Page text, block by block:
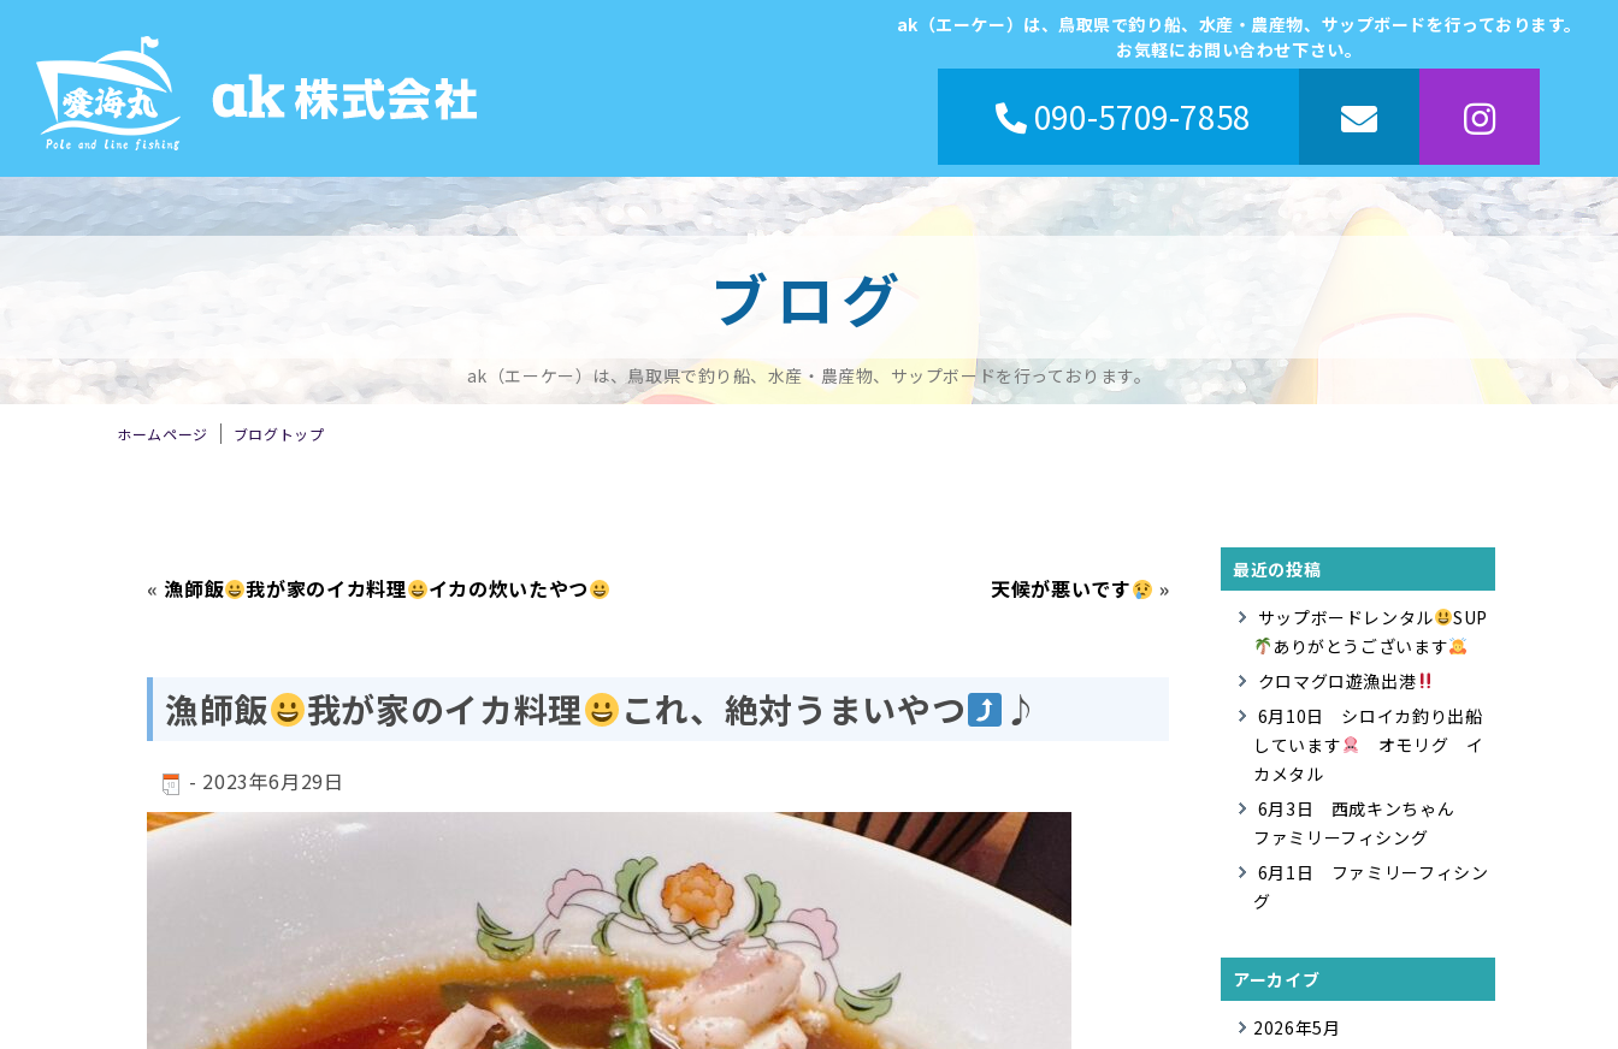
ak（エーケー）は、鳥取県で釣り船、水産・農産物、サップボードを行っております。
お気軽にお問い合わせ下さい。
090-5709-7858
ブログ
ak（エーケー）は、鳥取県で釣り船、水産・農産物、サップボードを行っております。
ホームページ ブログトップ
« 漁師飯 我が家のイカ料理 イカの炊いたやつ 天候が悪いです »
漁師飯 我が家のイカ料理 これ、絶対うまいやつ ♪
- 2023年6月29日
最近の投稿
サップボードレンタル
SUP
ありがとうございます
クロマグロ遊漁出港
6月10日 シロイカ釣り出船
しています
オモリグ イ
カメタル
6月3日 西成キンちゃん
ファミリーフィシング
6月1日 ファミリーフィシン
グ
アーカイブ
2026年5月